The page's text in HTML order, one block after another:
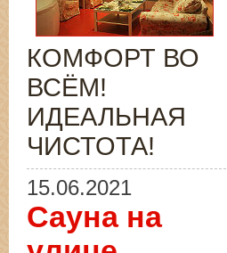
КОМФОРТ ВО
ВСЁМ!
ИДЕАЛЬНАЯ
ЧИСТОТА!
15.06.2021
Сауна на